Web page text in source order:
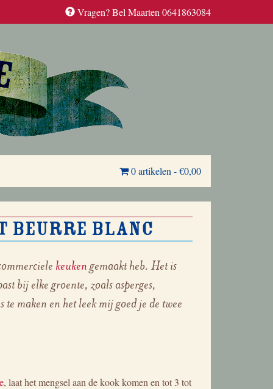
Vragen? Bel Maarten 0641863084
0 artikelen -€0,00
beurre blanc
keukengemaakt heb. Het is
bij elke groente, zoals asperges,
maken en het leek mij goed je de twee
, laat het mengsel aan de kook komen en tot 3 tot